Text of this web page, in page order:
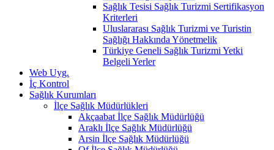
Sağlık Tesisi Sağlık Turizmi Sertifikasyon
Kriterleri
Uluslararası Sağlık Turizmi ve Turistin
Sağlığı Hakkında Yönetmelik
Türkiye Geneli Sağlık Turizmi Yetki
Belgeli Yerler
Web Uyg.
İç Kontrol
Sağlık Kurumları
İlçe Sağlık Müdürlükleri
Akçaabat İlçe Sağlık Müdürlüğü
Araklı İlçe Sağlık Müdürlüğü
Arsin İlçe Sağlık Müdürlüğü